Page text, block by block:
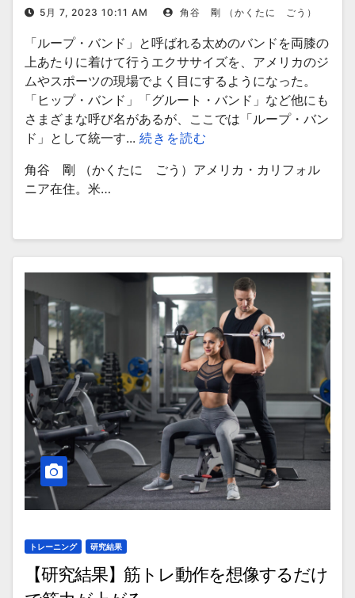
5月 7, 2023 10:11 AM 角谷 剛 （かくたに ごう）
「ループ・バンド」と呼ばれる太めのバンドを両膝の
上あたりに着けて行うエクササイズを、アメリカのジ
ムやスポーツの現場でよく目にするようになった。
「ヒップ・バンド」「グルート・バンド」など他にも
さまざまな呼び名があるが、ここでは「ループ・バン
ド」として統一す... 続きを読む
角谷 剛 （かくたに ごう）アメリカ・カリフォル
ニア在住。米…
トレーニング 研究結果
【研究結果】筋トレ動作を想像するだけ